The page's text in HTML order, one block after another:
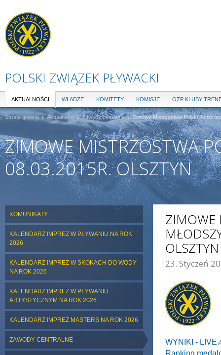
POLSKI ZWIĄZEK PŁYWACKI
AKTUALNOŚCI WŁADZE KOMITETY KOMISJE OZP KLUBY
Strona główna Aktualności Zawody centralne Zimowe Mistrzostwa Polski
ZIMOWE MISTRZOSTWA
08.03.2015R. OLSZTYN
KOMUNIKATY
KALENDARZ IMPREZ W PŁYWANIU NA ROK
2026
KALENDARZ IMPREZ W SKOKACH DO WODY
NA ROK 2026
KALENDARZ IMPREZ W PŁYWANIU
ARTYSTYCZNYM NA ROK 2026
KALENDARZ IMPREZ MASTERS NA ROK 2026
ZAWODY CENTRALNE
ZIMOWE
OLSZTYN
23. Styczeń
ZDJĘCIE GŁÓWNE:
WYNIKI - LIVE
Ranking